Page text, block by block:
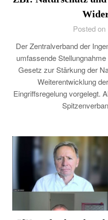
Posted on
Der Zentralverband der
umfassende
Gesetz zur Stärkung der
Weiterentwicklung
Eingriffsregelung vorgelegt.